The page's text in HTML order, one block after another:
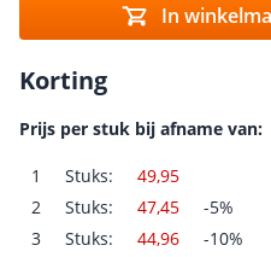
In
Korting
Prijs per stuk bij afname van:
1 Stuks:
49,95
2
Stuks: 47,45
-5%
3
Stuks: 44,96
-10%